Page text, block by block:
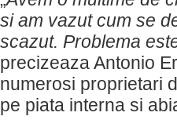
si am vazut cum se
scazut. Problema
precizeaza Antonio
numerosi proprietari
pe piata interna si